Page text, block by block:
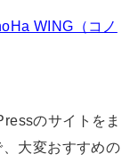
WING（コノ
のサイトをま
大変おすすめの